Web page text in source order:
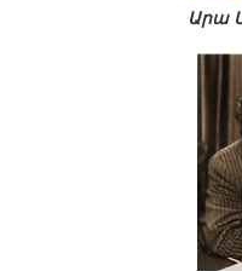
Արա